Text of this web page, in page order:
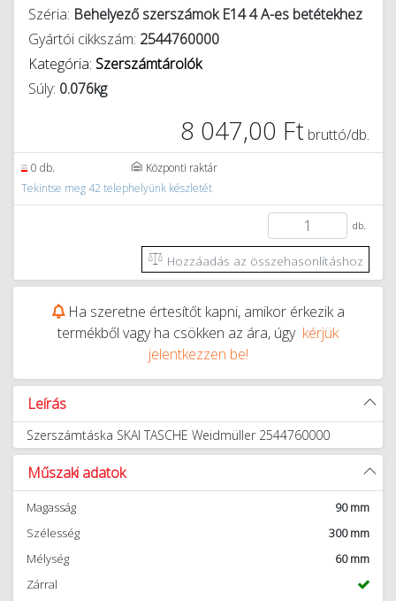
Széria: Behelyező szerszámok E14 4 A-es betétekhez
Gyártói cikkszám: 2544760000
Kategória: Szerszámtárolók
Súly: 0.076kg
8 047,00 Ft bruttó/db.
0 db.
Központi raktár
Tekintse meg 42 telephelyünk készletét
db.
Hozzáadás az összehasonlításhoz
Ha szeretne értesítőt kapni, amikor érkezik a
termékből vagy ha csökken az ára, úgy kérjük
jelentkezzen be!
Leírás
Szerszámtáska SKAI TASCHE Weidmüller 2544760000
Műszaki adatok
Magasság
90 mm
Szélesség
300 mm
Mélység
60 mm
Zárral